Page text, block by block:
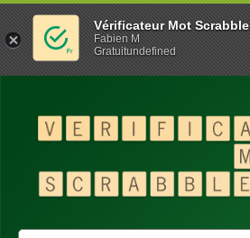
Vérificateur Mot Scrabble
Fabien M
Gratuitundefined